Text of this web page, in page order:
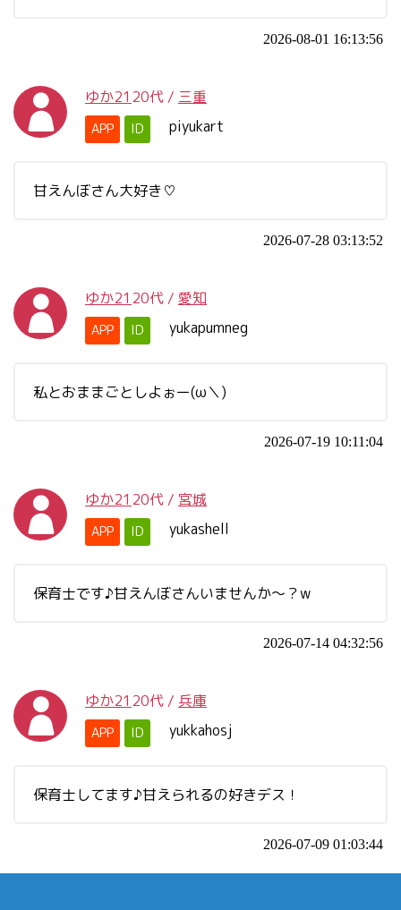
2026-08-01 16:13:56
ゆか21 20代 / 三重
APP ID piyukart
甘えんぼさん大好き♡
2026-07-28 03:13:52
ゆか21 20代 / 愛知
APP ID yukapumneg
私とおままごとしよぉー(ω＼)
2026-07-19 10:11:04
ゆか21 20代 / 宮城
APP ID yukashell
保育士です♪甘えんぼさんいませんか～？w
2026-07-14 04:32:56
ゆか21 20代 / 兵庫
APP ID yukkahosj
保育士してます♪甘えられるの好きデス！
2026-07-09 01:03:44